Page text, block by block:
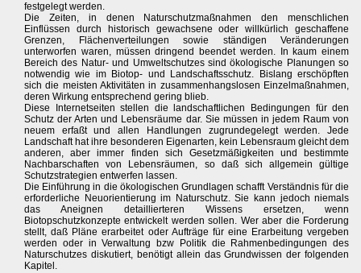
festgelegt werden.
Die Zeiten, in denen Naturschutzmaßnahmen den menschlichen
Einflüssen durch historisch gewachsene oder willkürlich geschaffene
Grenzen, Flächenverteilungen sowie ständigen Veränderungen
unterworfen waren, müssen dringend beendet werden. In kaum einem
Bereich des Natur- und Umweltschutzes sind ökologische Planungen so
notwendig wie im Biotop- und Landschaftsschutz. Bislang erschöpften
sich die meisten Aktivitäten in zusammenhangslosen Einzelmaßnahmen,
deren Wirkung entsprechend gering blieb.
Diese Internetseiten stellen die landschaftlichen Bedingungen für den
Schutz der Arten und Lebensräume dar. Sie müssen in jedem Raum von
neuem erfaßt und allen Handlungen zugrundegelegt werden. Jede
Landschaft hat ihre besonderen Eigenarten, kein Lebensraum gleicht dem
anderen, aber immer finden sich Gesetzmäßigkeiten und bestimmte
Nachbarschaften von Lebensräumen, so daß sich allgemein gültige
Schutzstrategien entwerfen lassen.
Die Einführung in die ökologischen Grundlagen schafft Verständnis für die
erforderliche Neuorientierung im Naturschutz. Sie kann jedoch niemals
das Aneignen detaillierteren Wissens ersetzen, wenn
Biotopschutzkonzepte entwickelt werden sollen. Wer aber die Forderung
stellt, daß Pläne erarbeitet oder Aufträge für eine Erarbeitung vergeben
werden oder in Verwaltung bzw Politik die Rahmenbedingungen des
Naturschutzes diskutiert, benötigt allein das Grundwissen der folgenden
Kapitel.